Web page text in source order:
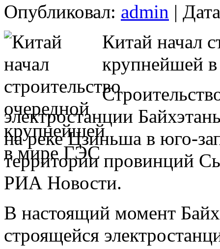
Опубликовал: admin |
Китай начал
крупнейшей
электростанции
на реке Цзиньша в юго-
территории провинций
РИА Новости.
В настоящий момент
строящейся